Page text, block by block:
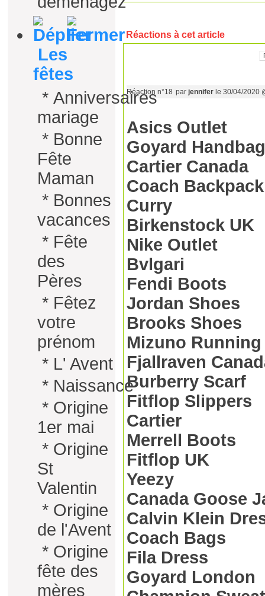
Les
fêtes
* Anniversaires
mariage
* Bonne
Fête
Maman
* Bonnes
vacances
* Fête
des
Pères
* Fêtez
votre
prénom
* L' Avent
* Naissance
* Origine
1er mai
* Origine
St
Valentin
* Origine
de l'Avent
* Origine
fête des
mères
Réactions à cet article
Réaction n°18 par jennifer le 30/04/2020
Asics Outlet
Goyard
Cartier Canada
Coach Backpack
Curry
Birkenstock UK
Nike Outlet
Bvlgari
Fendi Boots
Jordan Shoes
Brooks Shoes
Mizuno
Fjallraven
Burberry Scarf
Fitflop Slippers
Cartier
Merrell Boots
Fitflop UK
Yeezy
Canada Goose
Calvin Klein
Coach Bags
Fila Dress
Goyard London